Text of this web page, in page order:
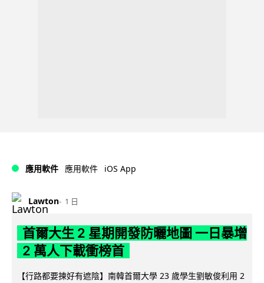
應用軟件 應用軟件 iOS App
Lawton 1 日
首爾大生 2 星期開發防曬地圖 一日暴增
2 萬人下載衝榜首
【行路都要揀好有遮陰】南韓首爾大學 23 歲學生劉敏俊利用 2